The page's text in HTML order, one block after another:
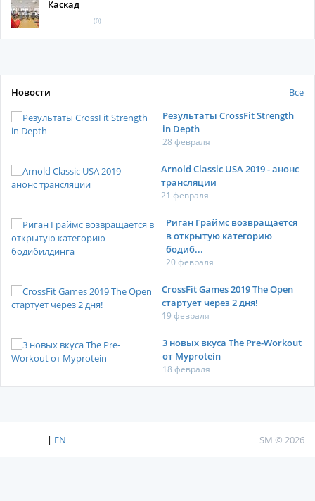
Каскад
(0)
Новости
Все
Результаты CrossFit Strength
in Depth
28 февраля
Arnold Classic USA 2019 - анонс
трансляции
21 февраля
Риган Граймс возвращается
в открытую категорию
бодиб...
20 февраля
CrossFit Games 2019 The Open
стартует через 2 дня!
19 февраля
3 новых вкуса The Pre-Workout
от Myprotein
18 февраля
| EN SM © 2026